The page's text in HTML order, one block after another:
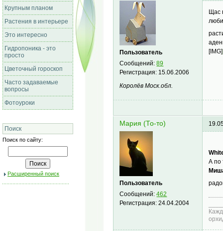
Крупным планом
Растения в интерьере
Это интересно
Гидропоника - это
просто
Цветочный гороскоп
Часто задаваемые
вопросы
Фотоуроки
Поиск
Поиск по сайту:
Расширенный поиск
Пользователь
Сообщений:89
Регистрация: 15.06.2006
Королёв Моск.обл.
Щас
[IMG]
Мария (То-то)
Пользователь
Сообщений:462
Регистрация:24.04.2004
А по